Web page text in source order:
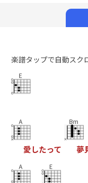
楽譜タップで自動スク
E
A
愛したって
Bm
夢
A E